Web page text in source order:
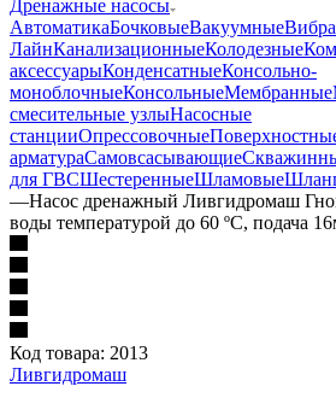
Дренажные насосы
АвтоматикаБочковыеВакуумные
ЛайнКанализационныеКолодезные
аксессуарыКонденсатныеКонсольно-
моноблочныеКонсольныеМембранные
смесительные узлыНасосные
станцииОпрессовочные
арматураСамовсасывающие
для ГВСШестеренныеШламовые
—Насос дренажный Ливгидромаш
воды температурой до 60 ºС, подача
Код товара: 2013
Ливгидромаш